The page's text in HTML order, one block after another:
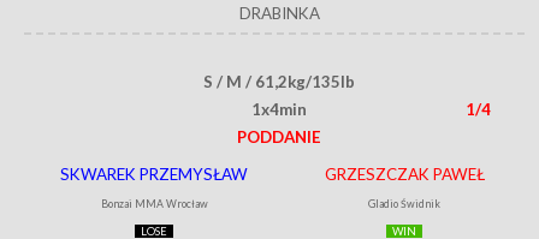
DRABINKA
S / M / 61,2kg/135lb
1x4min
1/4
PODDANIE
SKWAREK PRZEMYSŁAW
Bonzai MMA Wrocław
LOSE
GRZESZCZAK PAWEŁ
Gladio Świdnik
WIN